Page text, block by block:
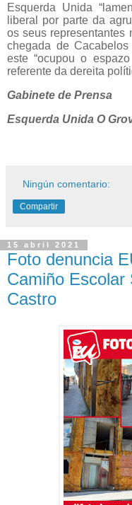
Esquerda Unida
liberal por parte da
os seus representantes
chegada de
este “ocupou o
referente da dereita
Gabinete de Prensa
Esquerda Unida O
Ningún comentario:
Compartir
15 abril 2021
Foto denuncia
Camiño Escolar
Castro